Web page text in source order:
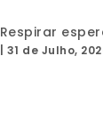
Respirar
31 de Julho,